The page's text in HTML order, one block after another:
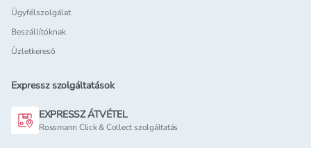
Ügyfélszolgálat
Beszállítóknak
Üzletkereső
Expressz szolgáltatások
EXPRESSZ ÁTVÉTEL
Rossmann Click & Collect szolgáltatás